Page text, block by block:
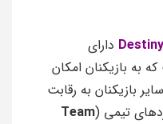
دارای
به بازیکنان امکان
بازیکنان به رقابت
تیمی (Team